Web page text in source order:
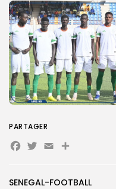
for:
SENEGAL-FOOTBALL
PARTAGER
Facebook
Twitter
Email